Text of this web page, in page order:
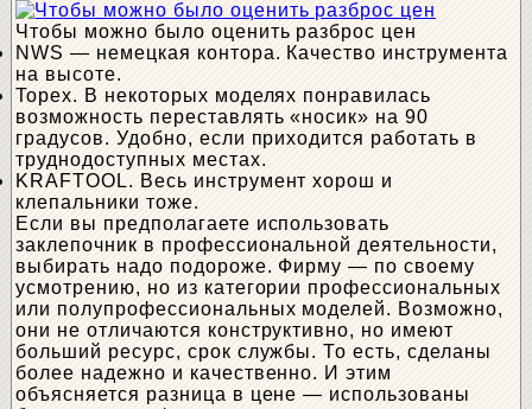
Чтобы можно было оценить разброс цен
NWS — немецкая контора. Качество инструмента
на высоте.
Topex. В некоторых моделях понравилась
возможность переставлять «носик» на 90
градусов. Удобно, если приходится работать в
труднодоступных местах.
KRAFTOOL. Весь инструмент хорош и
клепальники тоже.
Если вы предполагаете использовать
заклепочник в профессиональной деятельности,
выбирать надо подороже. Фирму — по своему
усмотрению, но из категории профессиональных
или полупрофессиональных моделей. Возможно,
они не отличаются конструктивно, но имеют
больший ресурс, срок службы. То есть, сделаны
более надежно и качественно. И этим
объясняется разница в цене — использованы